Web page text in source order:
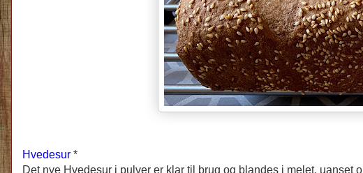
Hvedesur *
Det nye Hvedesur i pulver er klar til brug og blandes i melet,